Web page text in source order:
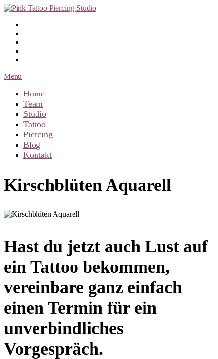
Menu
Home
Team
Studio
Tattoo
Piercing
Blog
Kontakt
Kirschblüten Aquarell
Hast du jetzt auch Lust auf
ein Tattoo bekommen,
vereinbare ganz einfach
einen Termin für ein
unverbindliches
Vorgespräch.